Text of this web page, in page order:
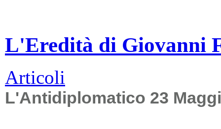
L'Eredità di Giovanni
Articoli
L'Antidiplomatico 23